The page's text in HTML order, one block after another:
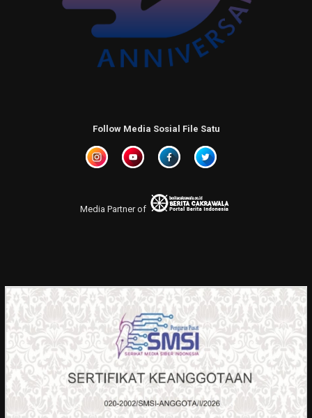
Follow Media Sosial File Satu
Media Partner of